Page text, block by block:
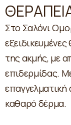
Στο Σαλόνι
της ακμής, με
επιδερμίδας.
επαγγελματική
καθαρό δέρμα.